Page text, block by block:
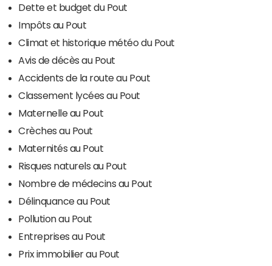
Dette et budget du Pout
Impôts au Pout
Climat et historique météo du Pout
Avis de décès au Pout
Accidents de la route au Pout
Classement lycées au Pout
Maternelle au Pout
Crèches au Pout
Maternités au Pout
Risques naturels au Pout
Nombre de médecins au Pout
Délinquance au Pout
Pollution au Pout
Entreprises au Pout
Prix immobilier au Pout